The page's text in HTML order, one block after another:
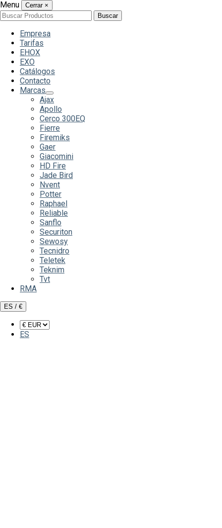
Menu Cerrar ×
Buscar
por:
Buscar
Empresa
Tarifas
EHOX
EXO
Catálogos
Contacto
Marcas
Ajax
Apollo
Cerco 300EQ
Fierre
Firemiks
Gaer
Giacomini
HD Fire
Jade Bird
Nvent
Potter
Raphael
Reliable
Sanflo
Securiton
Sewosy
Tecnidro
Teletek
Teknim
Tvt
RMA
ES / €
ES